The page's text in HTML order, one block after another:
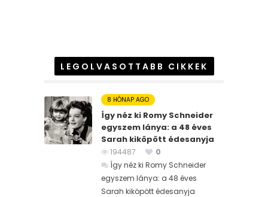
LEGOLVASOTTABB CIKKEK
8 HÓNAP AGO
Így néz ki Romy Schneider
egyszem lánya: a 48 éves
Sarah kiköpött édesanyja
194487
0
Így néz ki Romy Schneider
egyszem lánya: a 48 éves
Sarah kiköpött édesanyja